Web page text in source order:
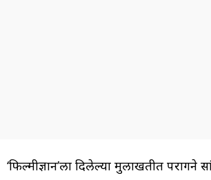
‘फिल्मीज्ञान’ला दिलेल्या मुलाखतीत परागने